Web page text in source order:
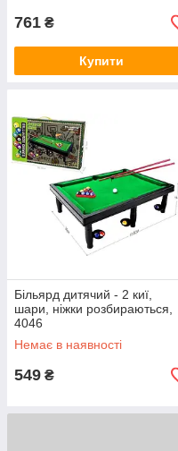
761 ₴
Купити
Більярд дитячий - 2 киї,
шари, ніжки розбираються,
4046
Немає в наявності
549 ₴